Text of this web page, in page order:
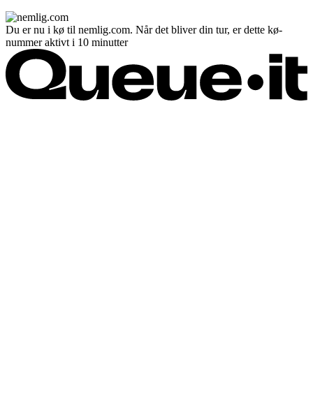
Du er nu i kø til nemlig.com. Når det bliver din tur, er dette kø-
nummer aktivt i 10 minutter